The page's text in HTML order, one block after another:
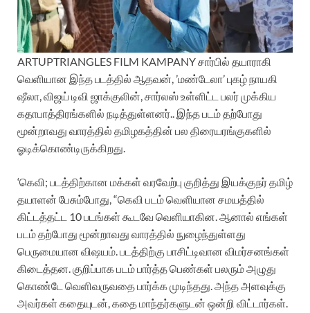
ARTUPTRIANGLES FILM KAMPANY சார்பில் தயாராகி
வெளியான இந்த படத்தில் ஆதவன், ’மண்டேலா’ புகழ் நாயகி
ஷீலா, விஜய் டிவி ஜாக்குலின், சார்லஸ் உள்ளிட்ட பலர் முக்கிய
கதாபாத்திரங்களில் நடித்துள்ளனர்.. இந்த படம் தற்போது
மூன்றாவது வாரத்தில் தமிழகத்தின் பல திரையரங்குகளில்
ஓடிக்கொண்டிருக்கிறது.
‘கெவி; படத்திற்கான மக்கள் வரவேற்பு குறித்து இயக்குநர் தமிழ்
தயாளன் பேசும்போது, “கெவி படம் வெளியான சமயத்தில்
கிட்டத்தட்ட 10 படங்கள் கூடவே வெளியாகின. ஆனால் எங்கள்
படம் தற்போது மூன்றாவது வாரத்தில் நுழைந்துள்ளது
பெருமையான விஷயம். படத்திற்கு பாசிட்டிவான விமர்சனங்கள்
கிடைத்தன. குறிப்பாக படம் பார்த்த பெண்கள் பலரும் அழுது
கொண்டே வெளிவருவதை பார்க்க முடிந்தது. அந்த அளவுக்கு
அவர்கள் கதையுடன், கதை மாந்தர்களுடன் ஒன்றி விட்டார்கள்.